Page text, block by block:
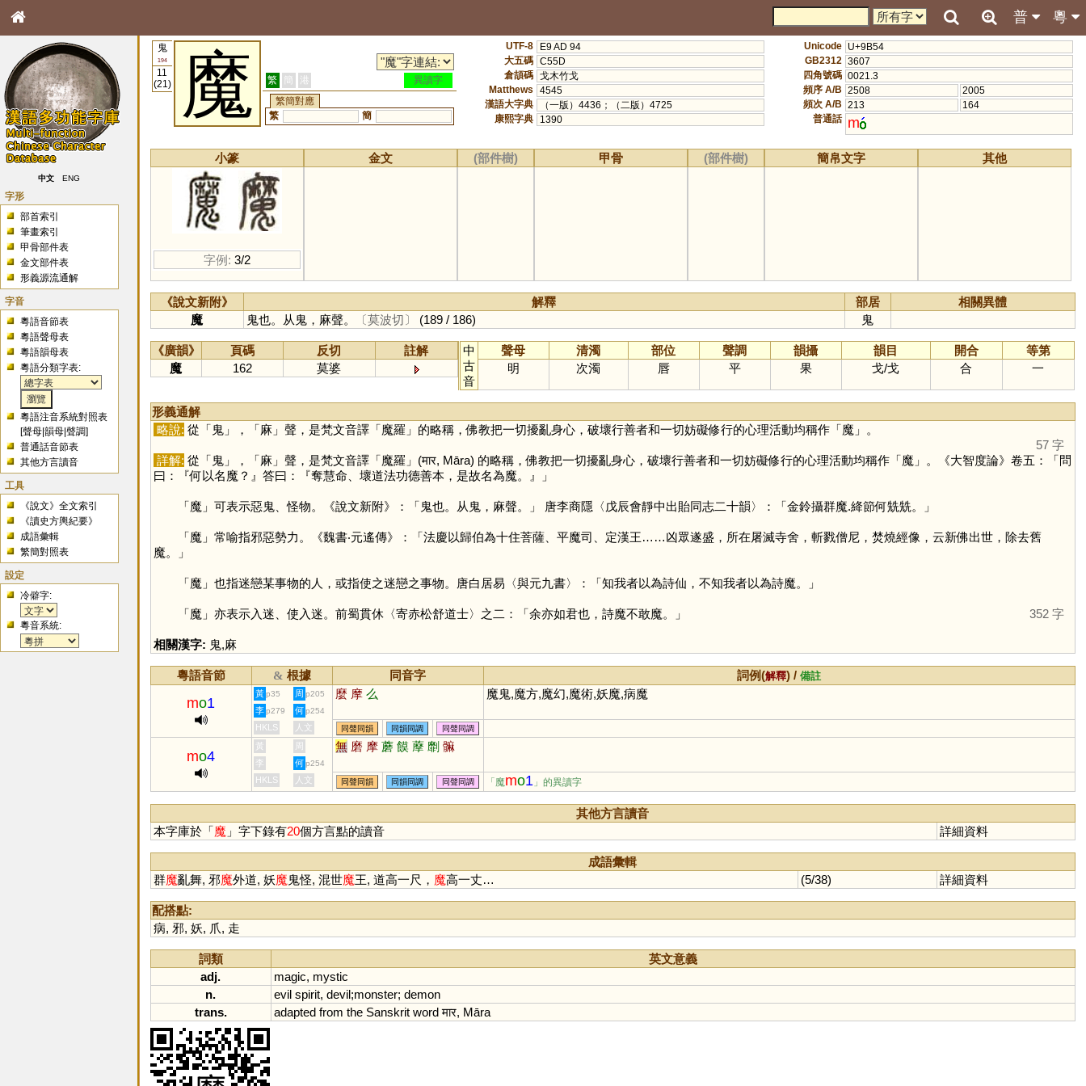
粵
普
中文 ENG
字形
部首索引
筆畫索引
甲骨部件表
金文部件表
形義源流通解
字音
粵語音節表
粵語聲母表
粵語韻母表
粵語分類字表:
粵語注音系統對照表
[聲母 |韻母 |聲調]
普通話音節表
其他方言讀音
工具
《說文》全文索引
《讀史方輿紀要》
成語彙輯
繁簡對照表
設定
冷僻字:
粵音系統:
鬼
194
11
(21)
魔 繁 簡 港
異讀字
繁簡對應
繁
簡
UTF-8
E9 AD 94
大五碼 C55D
倉頡碼 戈木竹戈
Matthews
4545
漢語大字典
（一版）4436；（二版）4725
康熙字典
1390
Unicode U+9B54
GB2312 3607
四角號碼 0021.3
頻序 A/B 2508
2005
頻次 A/B 213
164
普通話 m
小篆
字例: 3/2
金文 (部件樹) 甲骨 (部件樹) 簡帛文字 其他
《說文新附》 解釋 部居
相關異體
魔
鬼也。从鬼，麻聲。 〔莫波切〕 (189 / 186) 鬼
《廣韻》 頁碼 反切
註解
魔
162 莫婆
中
古
音
聲母 清濁 部位 聲調 韻攝 韻目 開合
等第
明
次濁 唇 平 果 戈/戈 合 一
形義通解
略說: 從「鬼」，「麻」聲，是梵文音譯「魔羅」的略稱，佛教把一切擾亂身心，破壞行善者和一切妨礙修行的心理活動均稱作「魔」。
57 字
詳解: 從「鬼」，「麻」聲，是梵文音譯「魔羅」(मार, Māra) 的略稱，佛教把一切擾亂身心，破壞行善者和一切妨礙修行的心理活動均稱作「魔」。《大智度論》卷五：「問
曰：『何以名魔？』答曰：『奪慧命、壞道法功德善本，是故名為魔。』」
「魔」可表示惡鬼、怪物。《說文新附》：「鬼也。从鬼，麻聲。」 唐李商隱〈戊辰會靜中出貽同志二十韻〉：「金鈴攝群魔.絳節何兟兟。」
「魔」常喻指邪惡勢力。《魏書‧元遙傳》：「法慶以歸伯為十住菩薩、平魔司、定漢王……凶眾遂盛，所在屠滅寺舍，斬戮僧尼，焚燒經像，云新佛出世，除去舊
魔。」
「魔」也指迷戀某事物的人，或指使之迷戀之事物。唐白居易〈與元九書〉：「知我者以為詩仙，不知我者以為詩魔。」
「魔」亦表示入迷、使入迷。前蜀貫休〈寄赤松舒道士〉之二：「余亦如君也，詩魔不敢魔。」 352 字
相關漢字: 鬼,麻
粵語音節 & 根據 同音字 詞例(解釋) /備註
mo1
黃 p35 周 p205 麼 摩 么 魔鬼,魔方,魔幻,魔術,妖魔,病魔
李 p279 何 p254
HKLS 人文 同聲同韻 同韻同調 同聲同調
mo4
黃 周 無 磨 摩 蘑 饃 藦 劘 髍
李 何 p254
HKLS 人文 同聲同韻 同韻同調 同聲同調 「魔mo1 」的異讀字
其他方言讀音
本字庫於「魔 」字下錄有20個方言點的讀音 詳細資料
成語彙輯
群魔亂舞, 邪魔外道, 妖魔鬼怪, 混世魔王, 道高一尺， 魔高一丈… (5/38) 詳細資料
配搭點:
病, 邪, 妖, 爪, 走
詞類
英文意義
adj.
magic, mystic
n.
evil spirit, devil;monster; demon
trans.
adapted from the Sanskrit wordमार, Māra